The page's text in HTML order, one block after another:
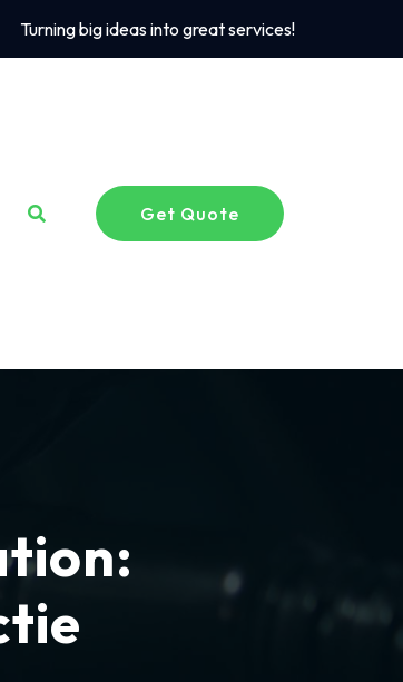
Turning big ideas into great services!
Get Quote